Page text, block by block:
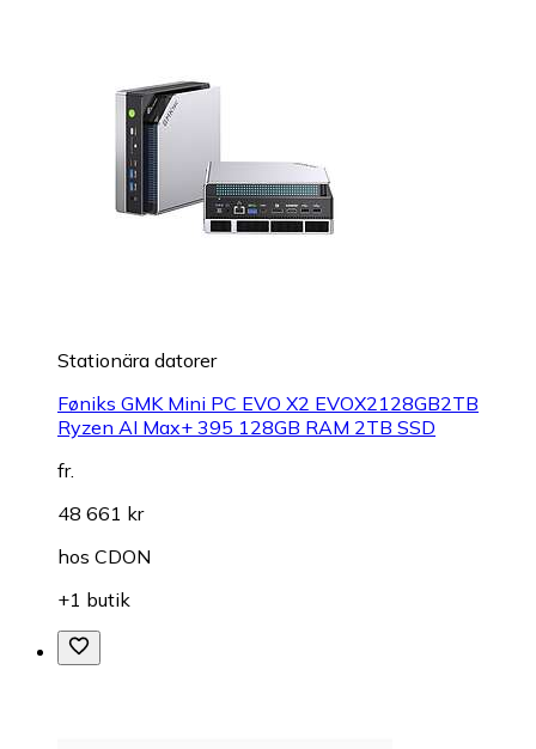
Stationära datorer
Føniks GMK Mini PC EVO X2 EVOX2128GB2TB
Ryzen AI Max+ 395 128GB RAM 2TB SSD
fr.
48 661 kr
hos CDON
+1 butik